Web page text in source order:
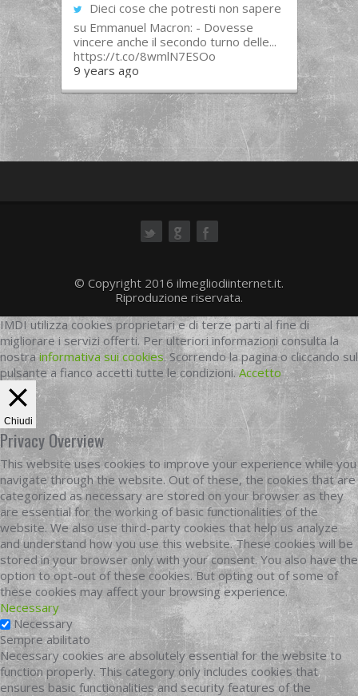
Dieci cose che potresti non sapere
su Emmanuel Macron: - Dovesse
vincere anche il secondo turno delle...
https://t.co/8wmlN7ESOo
9 years ago
© Copyright 2016 ilmegliodiinternet.it.
Riproduzione riservata.
IMDI utilizza cookies proprietari e di terze parti al fine di
migliorare i servizi offerti. Per ulteriori informazioni consulta la
nostrainformativa sui cookies. Scorrendo la pagina o cliccando sul
pulsante a fianco accetti tutte le condizioni.Accetto
Chiudi
Privacy Overview
This website uses cookies to improve your experience while you
navigate through the website. Out of these, the cookies that are
categorized as necessary are stored on your browser as they
are essential for the working of basic functionalities of the
website. We also use third-party cookies that help us analyze
and understand how you use this website. These cookies will be
stored in your browser only with your consent. You also have the
option to opt-out of these cookies. But opting out of some of
these cookies may affect your browsing experience.
Necessary
Necessary
Sempre abilitato
Necessary cookies are absolutely essential for the website to
function properly. This category only includes cookies that
ensures basic functionalities and security features of the